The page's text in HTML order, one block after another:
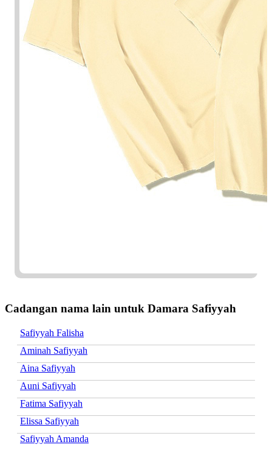
Cadangan nama lain untuk Damara Safiyyah
Safiyyah Falisha
Aminah Safiyyah
Aina Safiyyah
Auni Safiyyah
Fatima Safiyyah
Elissa Safiyyah
Safiyyah Amanda